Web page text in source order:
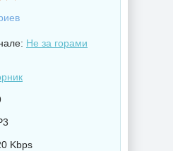
Не за горами
Kbps